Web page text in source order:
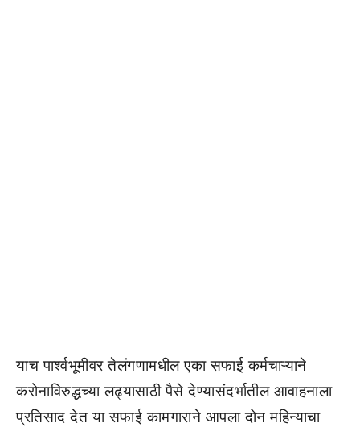
याच पार्श्वभूमीवर तेलंगणामधील एका सफाई कर्मचाऱ्याने
करोनाविरुद्धच्या लढ्यासाठी पैसे देण्यासंदर्भातील आवाहनाला
प्रतिसाद देत या सफाई कामगाराने आपला दोन महिन्याचा